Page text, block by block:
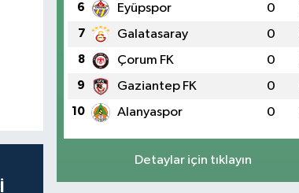
6 Eyüpspor 0
7 Galatasaray 0
8 Çorum FK 0
9 Gaziantep FK 0
10 Alanyaspor 0
Detaylar için tıklayın